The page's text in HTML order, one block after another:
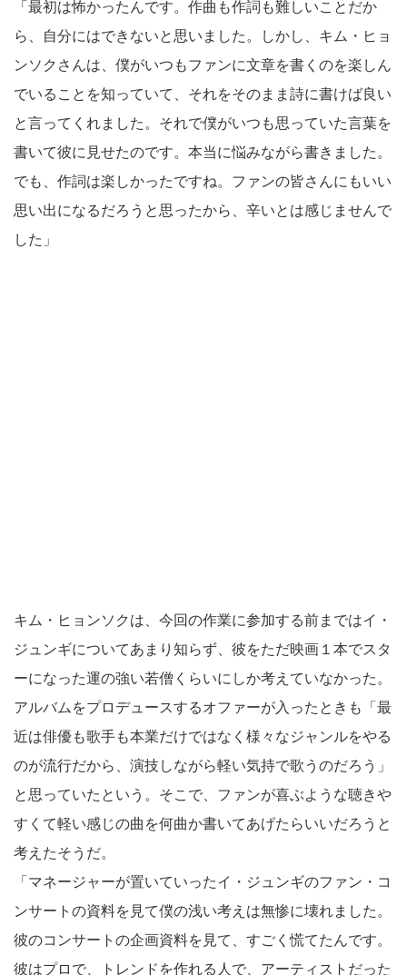
「最初は怖かったんです。作曲も作詞も難しいことだか
ら、自分にはできないと思いました。しかし、キム・ヒョ
ンソクさんは、僕がいつもファンに文章を書くのを楽しん
でいることを知っていて、それをそのまま詩に書けば良い
と言ってくれました。それで僕がいつも思っていた言葉を
書いて彼に見せたのです。本当に悩みながら書きました。
でも、作詞は楽しかったですね。ファンの皆さんにもいい
思い出になるだろうと思ったから、辛いとは感じませんで
した」
キム・ヒョンソクは、今回の作業に参加する前まではイ・
ジュンギについてあまり知らず、彼をただ映画１本でスタ
ーになった運の強い若僧くらいにしか考えていなかった。
アルバムをプロデュースするオファーが入ったときも「最
近は俳優も歌手も本業だけではなく様々なジャンルをやる
のが流行だから、演技しながら軽い気持で歌うのだろう」
と思っていたという。そこで、ファンが喜ぶような聴きや
すくて軽い感じの曲を何曲か書いてあげたらいいだろうと
考えたそうだ。
「マネージャーが置いていったイ・ジュンギのファン・コ
ンサートの資料を見て僕の浅い考えは無惨に壊れました。
彼のコンサートの企画資料を見て、すごく慌てたんです。
彼はプロで、トレンドを作れる人で、アーティストだった